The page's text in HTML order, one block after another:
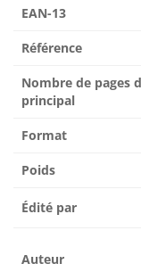
EAN-13
Référence
Nombre de pages
principal
Format
Poids
Édité par
Auteur